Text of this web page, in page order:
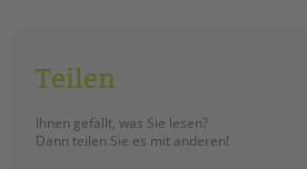
Teilen
Ihnen gefällt, was Sie lesen?
Dann teilen Sie es mit anderen!